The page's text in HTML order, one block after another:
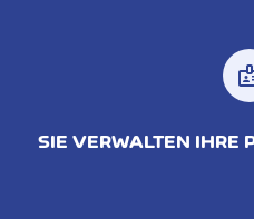
SIE VERWALTEN IHRE